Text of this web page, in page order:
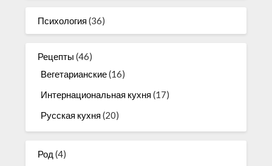
Психология (36)
Рецепты (46)
Вегетарианские(16)
Интернациональная кухня (17)
Русская кухня (20)
Род (4)